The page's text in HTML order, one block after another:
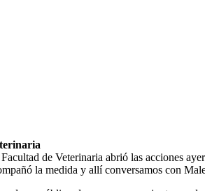
de Veterinaria abrió las acciones
la medida y allí conversamos con